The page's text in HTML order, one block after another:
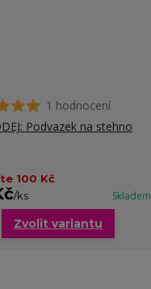
1 hodnocení
Podvazek na stehno
100 Kč
/ks Skladem
Zvolit variantu